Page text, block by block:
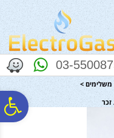
03-
משלימים >